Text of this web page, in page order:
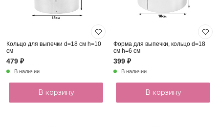
Кольцо для выпечки d=18 см h=10
см
479 ₽
В наличии
В корзину
Форма для выпечки, кольцо d=18
см h=6 см
399 ₽
В наличии
В корзину